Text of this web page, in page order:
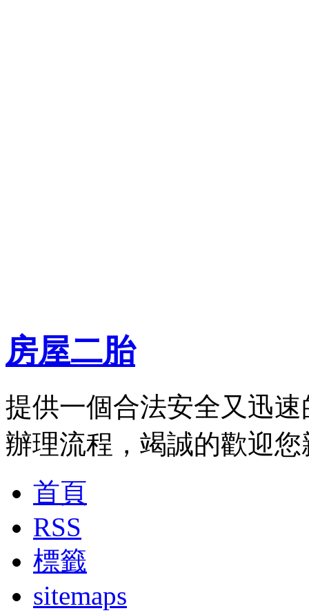
房屋二胎
提供一個合法安全又迅
辦理流程，竭誠的歡迎
首頁
RSS
標籤
sitemaps